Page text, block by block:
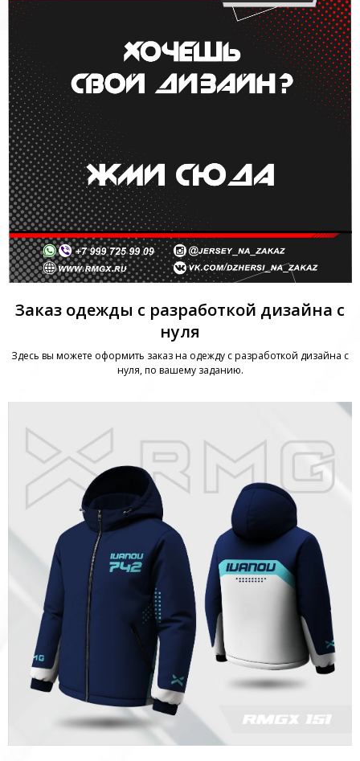
Заказ одежды с разработкой дизайна с
нуля
Здесь вы можете оформить заказ на одежду с разработкой дизайна с
нуля, по вашему заданию.